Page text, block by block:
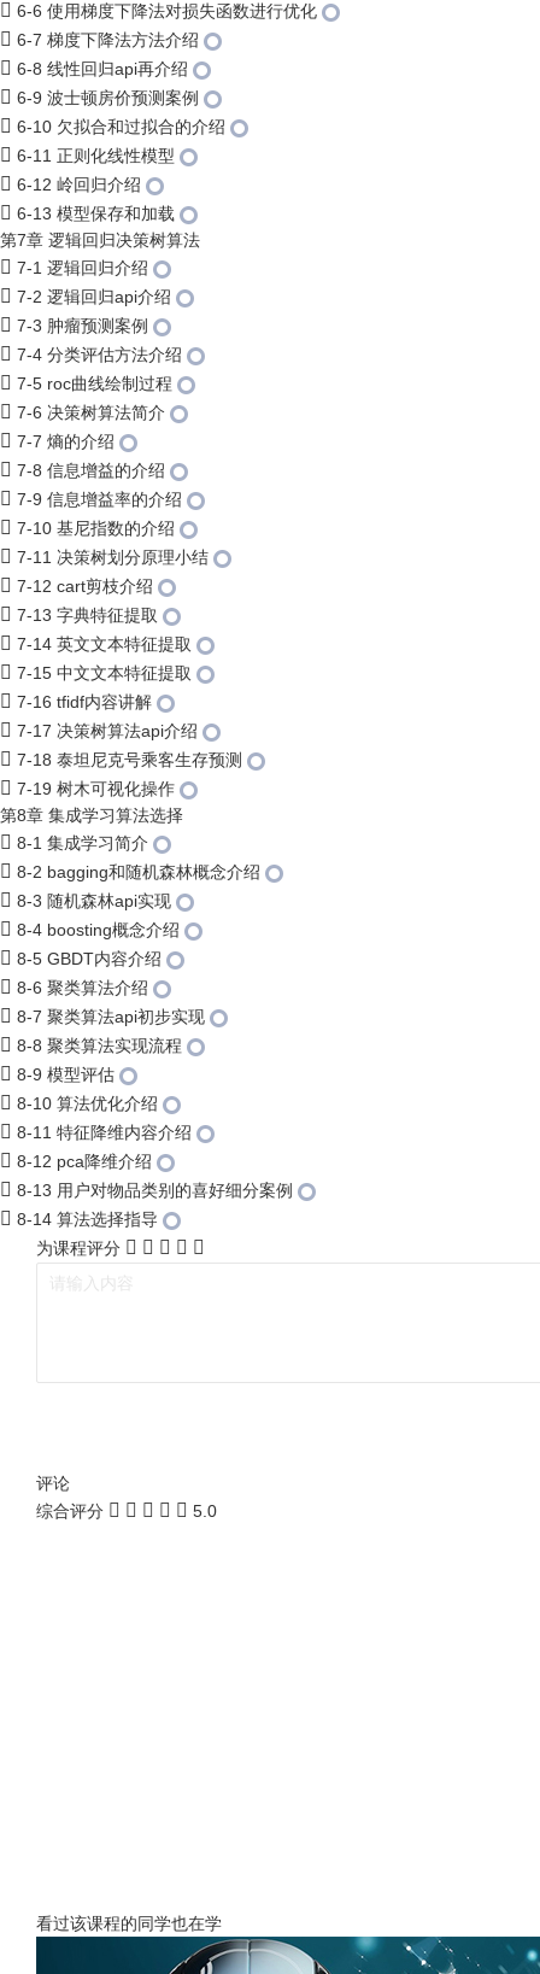
6-6 使用梯度下降法对损失函数进行优化
6-7 梯度下降法方法介绍
6-8 线性回归api再介绍
6-9 波士顿房价预测案例
6-10 欠拟合和过拟合的介绍
6-11 正则化线性模型
6-12 岭回归介绍
6-13 模型保存和加载
第7章 逻辑回归决策树算法
7-1 逻辑回归介绍
7-2 逻辑回归api介绍
7-3 肿瘤预测案例
7-4 分类评估方法介绍
7-5 roc曲线绘制过程
7-6 决策树算法简介
7-7 熵的介绍
7-8 信息增益的介绍
7-9 信息增益率的介绍
7-10 基尼指数的介绍
7-11 决策树划分原理小结
7-12 cart剪枝介绍
7-13 字典特征提取
7-14 英文文本特征提取
7-15 中文文本特征提取
7-16 tfidf内容讲解
7-17 决策树算法api介绍
7-18 泰坦尼克号乘客生存预测
7-19 树木可视化操作
第8章 集成学习算法选择
8-1 集成学习简介
8-2 bagging和随机森林概念介绍
8-3 随机森林api实现
8-4 boosting概念介绍
8-5 GBDT内容介绍
8-6 聚类算法介绍
8-7 聚类算法api初步实现
8-8 聚类算法实现流程
8-9 模型评估
8-10 算法优化介绍
8-11 特征降维内容介绍
8-12 pca降维介绍
8-13 用户对物品类别的喜好细分案例
8-14 算法选择指导
为课程评分
评论
综合评分
5.0
看过该课程的同学也在学